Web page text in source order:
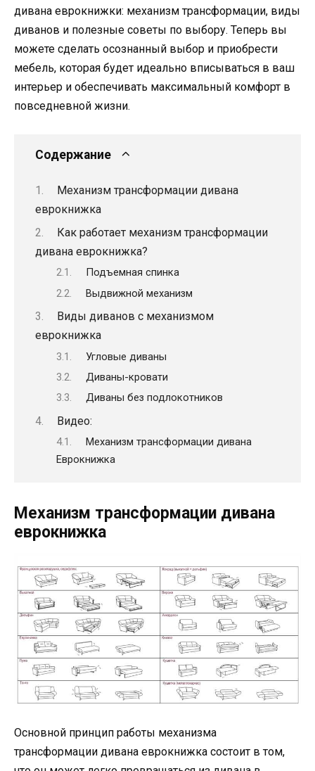
дивана еврокнижки: механизм трансформации, виды
диванов и полезные советы по выбору. Теперь вы
можете сделать осознанный выбор и приобрести
мебель, которая будет идеально вписываться в ваш
интерьер и обеспечивать максимальный комфорт в
повседневной жизни.
Содержание
Механизм трансформации дивана
еврокнижка
Как работает механизм трансформации
дивана еврокнижка?
Подъемная спинка
Выдвижной механизм
Виды диванов с механизмом
еврокнижка
Угловые диваны
Диваны-кровати
Диваны без подлокотников
Видео:
Механизм трансформации дивана
Еврокнижка
Механизм трансформации дивана
еврокнижка
Основной принцип работы механизма
трансформации дивана еврокнижка состоит в том,